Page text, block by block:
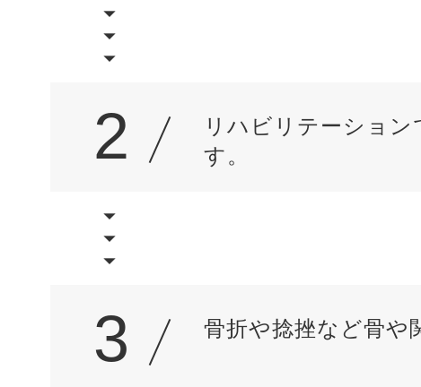
リハビリテーショ
す。
2
骨折や捻挫など骨や
3